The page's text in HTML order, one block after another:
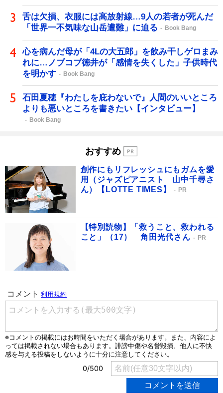
舌は欠損、衣服には高放射線…9人の若者が死んだ
「世界一不気味な山岳遭難」に迫る
Book Bang
心を病んだ母が「4Lの大五郎」を飲み干しゲロまみ
れに…ノブコブ徳井が「感情を失くした」子供時代
を明かす
Book Bang
石田夏穂『わたしを庇わないで』人間のいいところ
よりも悪いところを書きたい【インタビュー】
Book Bang
おすすめ
創作にもリフレッシュにもガムを愛
用（ジャズピアニスト 山中千尋さ
ん）【LOTTE TIMES】
PR
【特別読物】「救うこと、救われる
こと」（17） 角田光代さん
PR